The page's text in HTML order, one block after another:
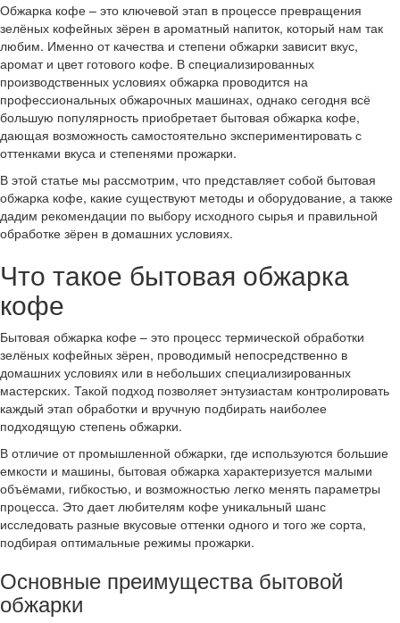
Обжарка кофе – это ключевой этап в процессе превращения
зелёных кофейных зёрен в ароматный напиток, который нам так
любим. Именно от качества и степени обжарки зависит вкус,
аромат и цвет готового кофе. В специализированных
производственных условиях обжарка проводится на
профессиональных обжарочных машинах, однако сегодня всё
большую популярность приобретает бытовая обжарка кофе,
дающая возможность самостоятельно экспериментировать с
оттенками вкуса и степенями прожарки.
В этой статье мы рассмотрим, что представляет собой бытовая
обжарка кофе, какие существуют методы и оборудование, а также
дадим рекомендации по выбору исходного сырья и правильной
обработке зёрен в домашних условиях.
Что такое бытовая обжарка
кофе
Бытовая обжарка кофе – это процесс термической обработки
зелёных кофейных зёрен, проводимый непосредственно в
домашних условиях или в небольших специализированных
мастерских. Такой подход позволяет энтузиастам контролировать
каждый этап обработки и вручную подбирать наиболее
подходящую степень обжарки.
В отличие от промышленной обжарки, где используются большие
емкости и машины, бытовая обжарка характеризуется малыми
объёмами, гибкостью, и возможностью легко менять параметры
процесса. Это дает любителям кофе уникальный шанс
исследовать разные вкусовые оттенки одного и того же сорта,
подбирая оптимальные режимы прожарки.
Основные преимущества бытовой
обжарки